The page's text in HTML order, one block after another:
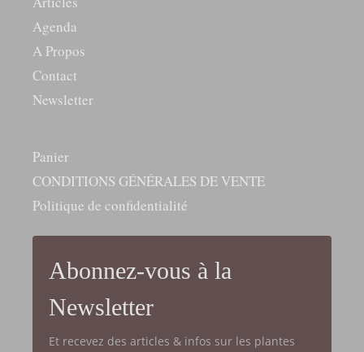
Agenda
A Propos
Contact
Newsletter
Panier
CONDITIONS GÉNÉRALES DE VENTE
Politique de confidentialité
Abonnez-vous à la
Newsletter
Et recevez des articles & infos sur les plantes